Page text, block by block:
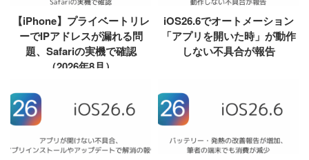
【iPhone】プライベートリレ
ーでIPアドレスが漏れる問
題、Safariの実機で確認
（2026年8月）
iOS26.6でオートメーション
「アプリを開いた時」が動作
しない不具合が報告